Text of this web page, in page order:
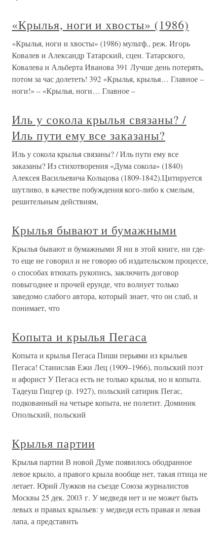
«Крылья, ноги и хвосты» (1986)
«Крылья, ноги и хвосты» (1986) мультф., реж. Игорь
Ковалев и Александр Татарский, сцен. Татарского,
Ковалева и Альберта Иванова 391 Лучше день потерять,
потом за час долететь! 392 «Крылья, крылья… Главное –
ноги!» – «Крылья, ноги… Главное –
Иль у сокола крылья связаны? /
Иль пути ему все заказаны?
Иль у сокола крылья связаны? / Иль пути ему все
заказаны? Из стихотворения «Дума сокола» (1840)
Алексея Васильевича Кольцова (1809-1842).Цитируется
шутливо, в качестве побуждения кого-либо к смелым,
решительным действиям,
Крылья бывают и бумажными
Крылья бывают и бумажными Я ни в этой книге, ни где-
то еще не говорил и не говорю об издательском процессе,
о способах втюхать рукопись, заключить договор
повыгоднее и прочей ерунде, что волнует только
заведомо слабого автора, который знает, что он слаб, и
понимает, что
Копыта и крылья Пегаса
Копыта и крылья Пегаса Пиши перьями из крыльев
Пегаса! Станислав Ежи Лец (1909–1966), польский поэт
и афорист У Пегаса есть не только крылья, но и копыта.
Тадеуш Гицгер (р. 1927), польский сатирик Пегас,
подкованный на четыре копыта, не полетит. Доминик
Опольский, польский
Крылья партии
Крылья партии В новой Думе появилось ободранное
левое крыло, а правого крыла вообще нет, такая птица не
летает. Юрий Лужков на съезде Союза журналистов
Москвы 25 дек. 2003 г. У медведя нет и не может быть
левых и правых крыльев: у медведя есть правая и левая
лапа, а представить